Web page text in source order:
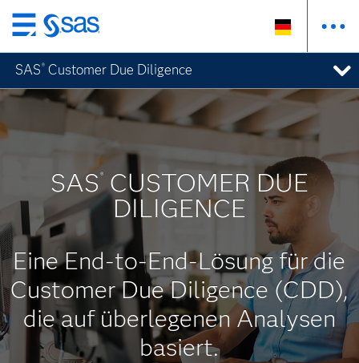
Zurück
zum
Hauptinhalt
SAS ® Customer Due Diligence
SAS ® CUSTOMER DUE
DILIGENCE
Eine End-to-End-Lösung für die
Customer Due Diligence (CDD),
die auf überlegenen Analysen
basiert.